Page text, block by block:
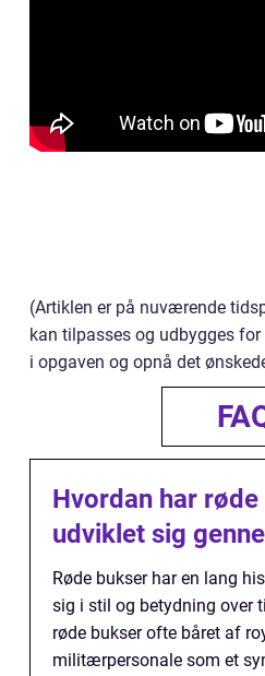
(Artiklen er på nuværende
kan tilpasses og udbygges
i opgaven og opnå det
Hvordan har
udviklet sig
Røde bukser har en lang
sig i stil og betydning over
røde bukser ofte båret af
militærpersonale som et